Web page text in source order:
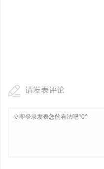
请发表评论